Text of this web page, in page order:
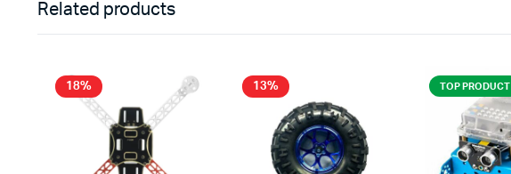
Related products
18% 13% TOP PRODUCT